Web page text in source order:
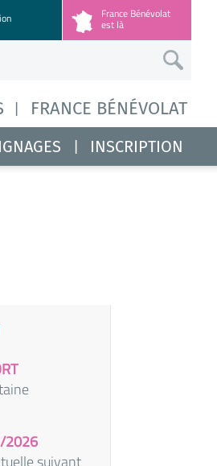
FRANCE BÉNÉVOLAT
France Bénévolat
est là
INSCRIPTION
2026
suivant